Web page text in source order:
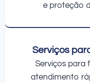
e proteção
Serviços
Serviços para
atendimento